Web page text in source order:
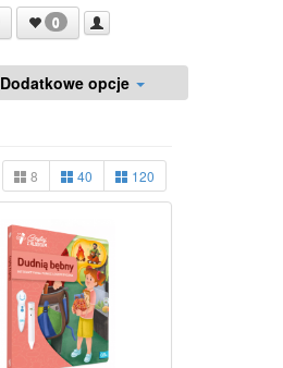
0
Dodatkowe opcje
8 40 120